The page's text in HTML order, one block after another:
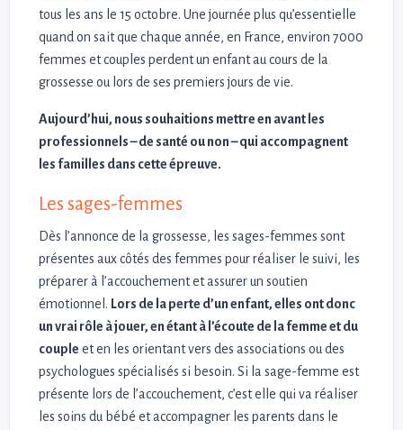
tous les ans le 15 octobre. Une journée plus qu’essentielle
quand on sait que chaque année, en France, environ 7000
femmes et couples perdent un enfant au cours de la
grossesse ou lors de ses premiers jours de vie.
Aujourd’hui, nous souhaitions mettre en avant les
professionnels – de santé ou non – qui accompagnent
les familles dans cette épreuve.
Les sages-femmes
Dès l’annonce de la grossesse, les sages-femmes sont
présentes aux côtés des femmes pour réaliser le suivi, les
préparer à l’accouchement et assurer un soutien
émotionnel. Lors de la perte d’un enfant, elles ont donc
un vrai rôle à jouer, en étant à l’écoute de la femme et du
couple et en les orientant vers des associations ou des
psychologues spécialisés si besoin. Si la sage-femme est
présente lors de l’accouchement, c’est elle qui va réaliser
les soins du bébé et accompagner les parents dans le